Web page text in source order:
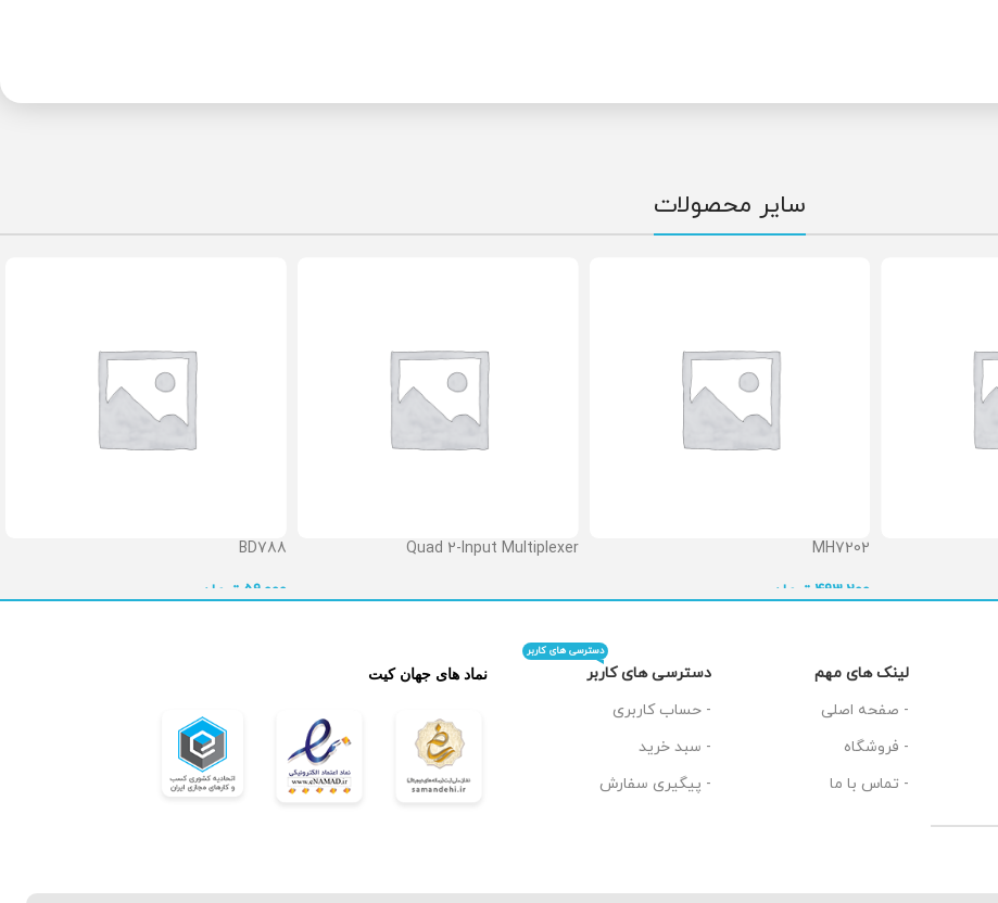
سایر محصولات
MH7202
493,200 تومان
Quad 2-Input Multiplexer
BD788
59,000 تومان
لینک های مهم
- صفحه اصلی
- فروشگاه
- تماس با ما
دسترسی های کاربر
دسترسی های کاربر
- حساب کاربری
- سبد خرید
- پیگیری سفارش
نماد های جهان کیت